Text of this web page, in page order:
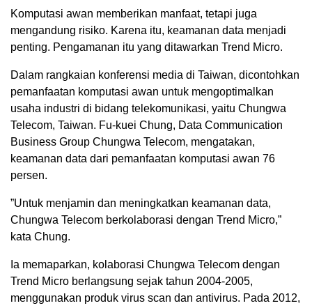
Komputasi awan memberikan manfaat, tetapi juga
mengandung risiko. Karena itu, keamanan data menjadi
penting. Pengamanan itu yang ditawarkan Trend Micro.
Dalam rangkaian konferensi media di Taiwan, dicontohkan
pemanfaatan komputasi awan untuk mengoptimalkan
usaha industri di bidang telekomunikasi, yaitu Chungwa
Telecom, Taiwan. Fu-kuei Chung, Data Communication
Business Group Chungwa Telecom, mengatakan,
keamanan data dari pemanfaatan komputasi awan 76
persen.
”Untuk menjamin dan meningkatkan keamanan data,
Chungwa Telecom berkolaborasi dengan Trend Micro,”
kata Chung.
Ia memaparkan, kolaborasi Chungwa Telecom dengan
Trend Micro berlangsung sejak tahun 2004-2005,
menggunakan produk virus scan dan antivirus. Pada 2012,